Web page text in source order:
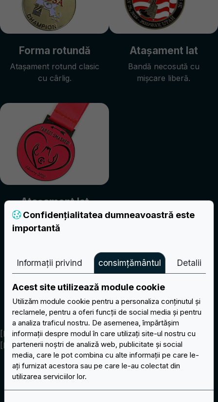
Forma rotundă
Atașament rotund clasic
cu cârlig.
Atașament lat
Bandă necosută cu
mișcare liberă.
Atașament lat
cusut
Bandă cusută cu
Creați-vă propriul proiect
[BLOCK_PINS] [BLOCK_ORDER_PINS]
[BLOCK_ORDER_PINS].
ÎN SPATELE SCENEI
O privire asupra producției
Confidențialitatea dumneavoastră este
importantă
Informații privind consimțământul Detalii
Acest site utilizează module cookie
Utilizăm module cookie pentru a personaliza conținutul și
reclamele, pentru a oferi funcții de social media și pentru
a analiza traficul nostru. De asemenea, împărtășim
informații despre modul în care utilizați site-ul nostru cu
partenerii noștri de analiză web, publicitate și social
media, care le pot combina cu alte informații pe care le-
ați furnizat acestora sau pe care le-au colectat din
utilizarea serviciilor lor.